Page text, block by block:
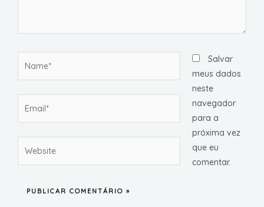
Salvar
meus dados
neste
navegador
para a
próxima vez
que eu
comentar.